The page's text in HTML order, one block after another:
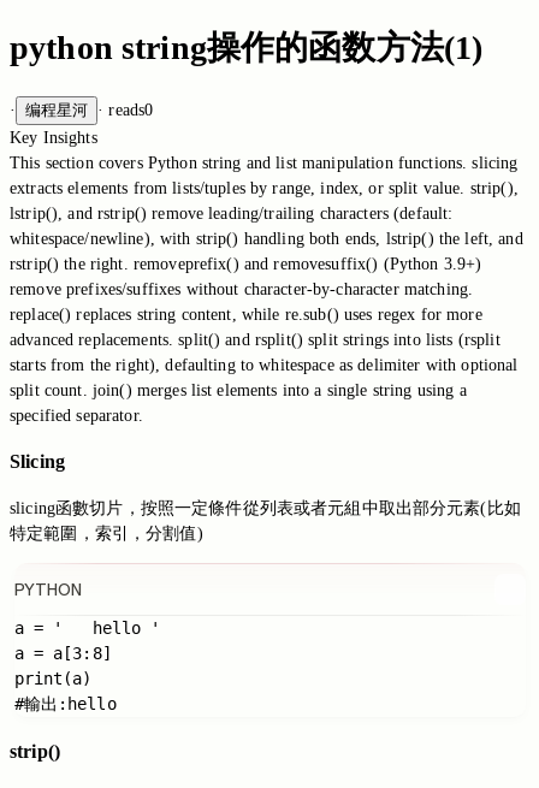
python string操作的函数方法(1)
· 编程星河 · reads0
Key Insights
This section covers Python string and list manipulation functions. slicing
extracts elements from lists/tuples by range, index, or split value. strip(),
lstrip(), and rstrip() remove leading/trailing characters (default:
whitespace/newline), with strip() handling both ends, lstrip() the left, and
rstrip() the right. removeprefix() and removesuffix() (Python 3.9+)
remove prefixes/suffixes without character-by-character matching.
replace() replaces string content, while re.sub() uses regex for more
advanced replacements. split() and rsplit() split strings into lists (rsplit
starts from the right), defaulting to whitespace as delimiter with optional
split count. join() merges list elements into a single string using a
specified separator.
Slicing
slicing函數切片，按照一定條件從列表或者元組中取出部分元素(比如
特定範圍，索引，分割值)
PYTHON
a = '   hello '
a = a[3:8]
print(a)
#輸出:hello
strip()